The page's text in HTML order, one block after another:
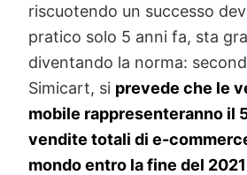
riscuotendo un successo
pratico solo 5 anni fa, sta
diventando la norma:
Simicart, si prevede che le
mobile rappresenteranno il
vendite totali di e-
mondo entro la fine del 2021